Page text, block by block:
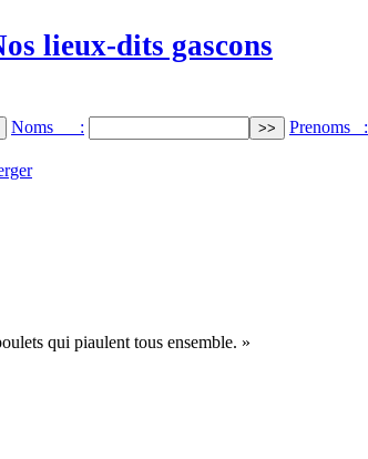
lieux-dits gascons
Noms : Prenoms :
qui piaulent tous ensemble. »